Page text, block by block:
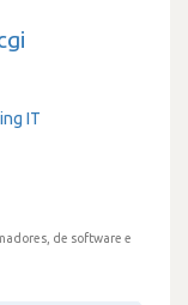
IT
de software e